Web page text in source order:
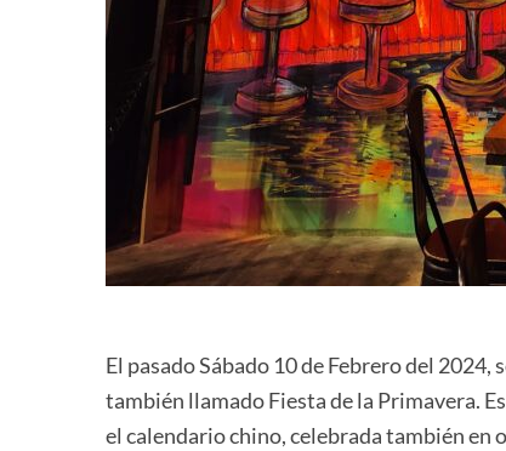
El pasado Sábado 10 de Febrero del
también llamado Fiesta de la Primavera.
el calendario chino, celebrada también en